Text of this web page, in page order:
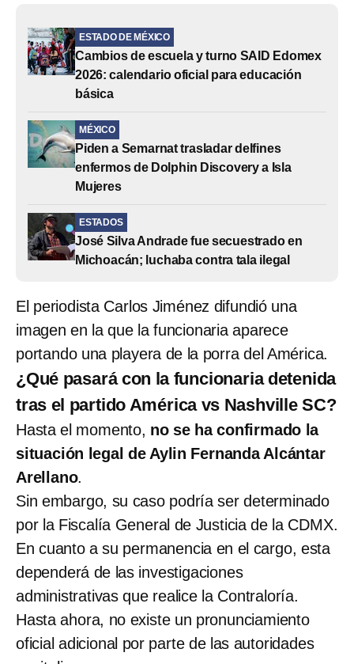
ESTADO DE MÉXICO
Cambios de escuela y turno SAID Edomex
2026: calendario oficial para educación
básica
MÉXICO
Piden a Semarnat trasladar delfines
enfermos de Dolphin Discovery a Isla
Mujeres
ESTADOS
José Silva Andrade fue secuestrado en
Michoacán; luchaba contra tala ilegal
El periodista Carlos Jiménez difundió una
imagen en la que la funcionaria aparece
portando una playera de la porra del América.
¿Qué pasará con la funcionaria detenida
tras el partido América vs Nashville SC?
Hasta el momento, no se ha confirmado la
situación legal de Aylin Fernanda Alcántar
Arellano.
Sin embargo, su caso podría ser determinado
por la Fiscalía General de Justicia de la CDMX.
En cuanto a su permanencia en el cargo, esta
dependerá de las investigaciones
administrativas que realice la Contraloría.
Hasta ahora, no existe un pronunciamiento
oficial adicional por parte de las autoridades